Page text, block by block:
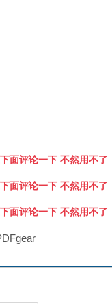
面评论一下 不然用不了
面评论一下 不然用不了
面评论一下 不然用不了